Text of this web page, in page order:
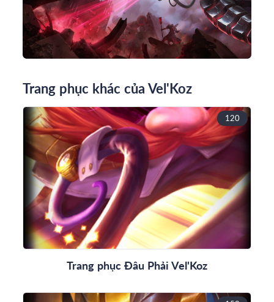
Trang phục khác của Vel'Koz
120
Trang phục Đâu Phải Vel'Koz